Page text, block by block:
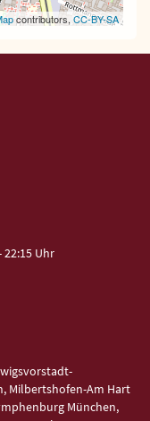
contributors, CC-BY-SA
22:15 Uhr
Milbertshofen-Am Hart
München,